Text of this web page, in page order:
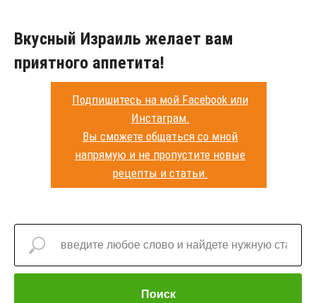
Вкусный Израиль желает вам
приятного аппетита!
Подпишитесь на мой Facebook или
Инстаграм.
Вы сможете общаться со мной
напрямую и не пропустите новые
рецепты и статьи.
Поиск